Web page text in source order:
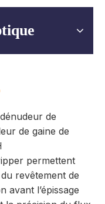
de
de gaine de
permettent
revêtement de
avant l’épissage